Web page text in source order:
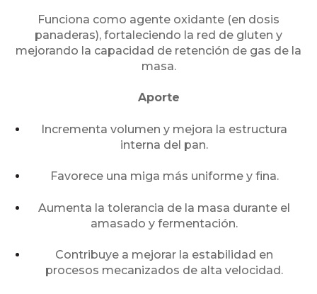
Funciona como agente oxidante (en dosis
panaderas), fortaleciendo la red de gluten y
mejorando la capacidad de retención de gas de la
masa.
Aporte
Incrementa volumen y mejora la estructura
interna del pan.
Favorece una miga más uniforme y fina.
Aumenta la tolerancia de la masa durante el
amasado y fermentación.
Contribuye a mejorar la estabilidad en
procesos mecanizados de alta velocidad.